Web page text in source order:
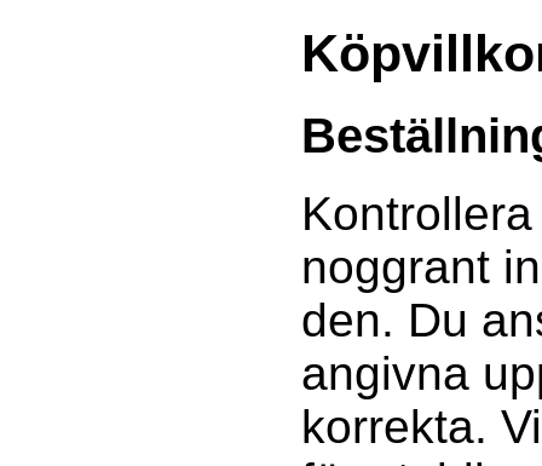
noggrant
den. Du
angivna
korrekta.